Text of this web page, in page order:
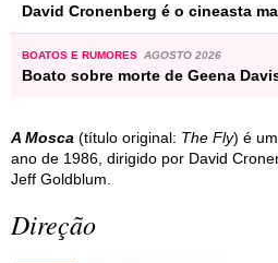
David Cronenberg é o cineasta
BOATOS E RUMORES AGOSTO 2026
Boato sobre morte de Geena
A Mosca (título original: The Fly) é
ano de 1986, dirigido por David
Jeff Goldblum.
Direção